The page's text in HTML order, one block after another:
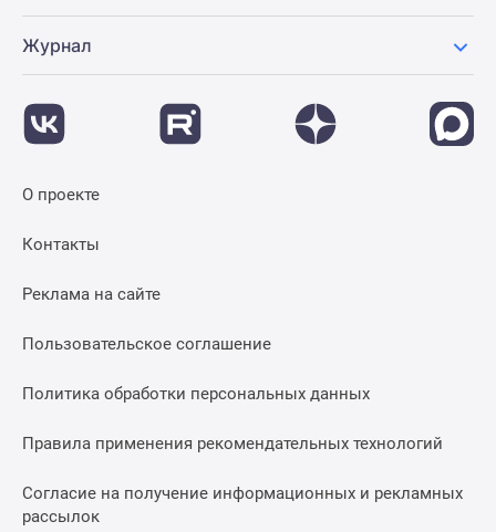
Журнал
О проекте
Контакты
Реклама на сайте
Пользовательское соглашение
Политика обработки персональных данных
Правила применения рекомендательных технологий
Согласие на получение информационных и рекламных
рассылок